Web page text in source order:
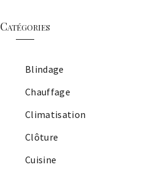
Catégories
Blindage
Chauffage
Climatisation
Clôture
Cuisine